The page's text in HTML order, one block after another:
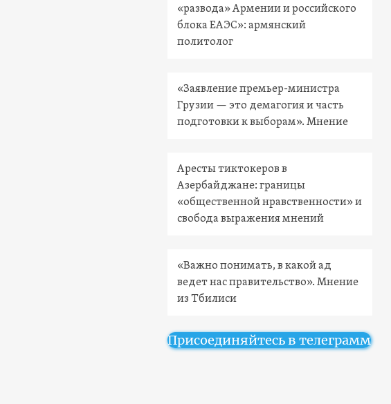
«развода» Армении и российского
блока ЕАЭС»: армянский
политолог
«Заявление премьер-министра
Грузии — это демагогия и часть
подготовки к выборам». Мнение
Аресты тиктокеров в
Азербайджане: границы
«общественной нравственности» и
свобода выражения мнений
«Важно понимать, в какой ад
ведет нас правительство». Мнение
из Тбилиси
Присоединяйтесь в телеграмм